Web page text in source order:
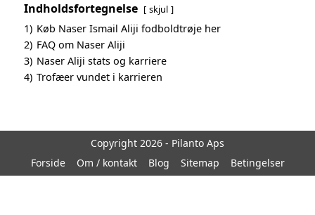
Indholdsfortegnelse skjul
1) Køb Naser Ismail Aliji fodboldtrøje her
2) FAQ om Naser Aliji
3) Naser Aliji stats og karriere
4) Trofæer vundet i karrieren
Copyright 2026 - Pilanto Aps
Forside
Om / kontakt Blog Sitemap Betingelser